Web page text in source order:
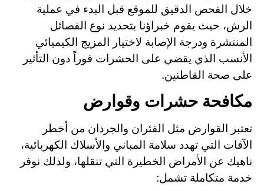
خلال الفحص الدقيق للموقع قبل البدء في عملية
الرش، حيث يقوم خبراؤنا بتحديد نوع الفصائل
المنتشرة ودرجة الإصابة لاختيار المزيج الكيميائي
الأنسب الذي يقضي على الحشرات فوراً دون التأثير
على صحة القاطنين.
مكافحة حشرات وقوارض
تعتبر القوارض مثل الفئران والجرذان من أخطر
الآفات التي تهدد سلامة المباني والأسلاك الكهربائية،
ناهيك عن الأمراض الخطيرة التي تنقلها، ولذلك نوفر
خدمة متكاملة تشمل: